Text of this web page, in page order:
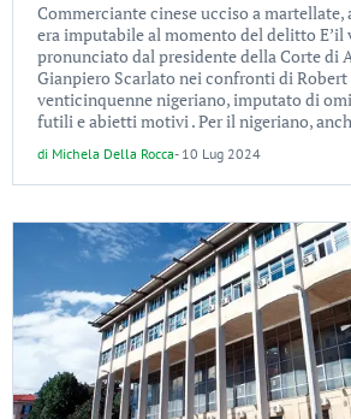
Commerciante cinese ucciso a martellate,
era imputabile al momento del delitto E’il
pronunciato dal presidente della Corte di
Gianpiero Scarlato nei confronti di Robert
venticinquenne nigeriano, imputato di
futili e abietti motivi . Per il nigeriano,
di Michela Della Rocca- 10 Lug 2024